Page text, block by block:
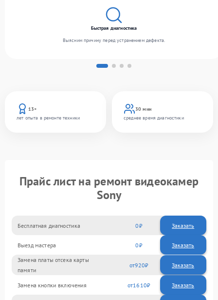
13+
лет опыта в ремонте техники
30 мин
среднее время диагностики
Быстрая диагностика
Выясним причину перед устранением дефекта.
Прайс лист на ремонт видеокамер
Sony
Бесплатная диагностика 0 Заказать
Выезд мастера 0 Заказать
Замена платы отсека карты
памяти
920
Замена кнопки включения 1610